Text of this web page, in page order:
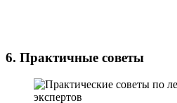
6. Практичные советы